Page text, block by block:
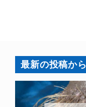
最新の投稿から